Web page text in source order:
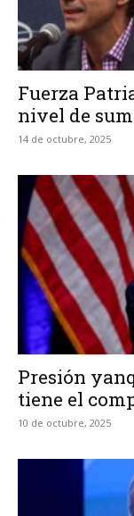
Fuerza
nivel de
14 de octubre, 2025
Presión
tiene el
10 de octubre, 2025